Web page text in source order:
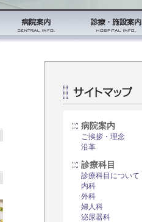
フロアマップ
病院案内
ご挨拶・理念
沿革
診療科目
診療科目について
内科
外科
婦人科
泌尿器科